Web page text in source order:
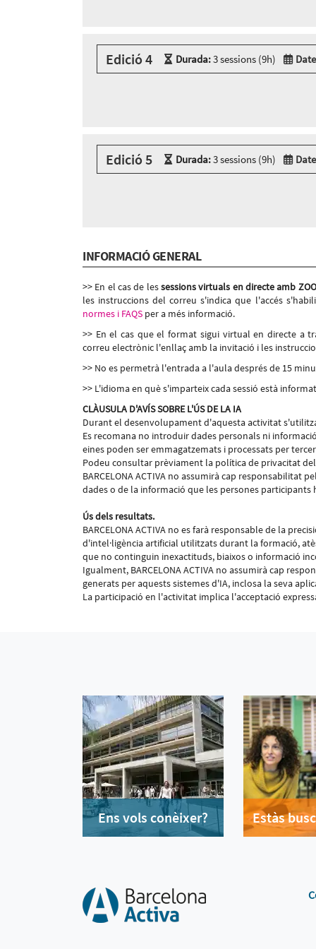
Dimecres 30 de setembre, 16:00h - 19:00h
Dijous 1 d’octubre, 16:00h - 19:00h
Divendres 2 d’octubre, 16:00h - 19:00h
Edició 4 Durada:3 sessions (9h)
Dimarts 20 d’octubre, 09:30h - 12:30h
Dimecres 21 d’octubre, 09:30h - 12:30h
Edició 5 Durada:3 sessions (9h)
Divendres 6 de novembre, 16:00h - 19:00h
INFORMACIÓ GENERAL
>> En el cas de lessessions virtuals en directe amb
les instruccions del correu s'indica que l'accés
normes i FAQS per a més informació.
>> En el cas que el format sigui virtual en directe a
correu electrònic l'enllaç amb la invitació i les
>> No es permetrà l'entrada a l'aula després de 15
>> L'idioma en què s'imparteix cada sessió està
CLÀUSULA D'AVÍS SOBRE L'ÚS DE LA IA
Durant el desenvolupament d'aquesta activitat
Es recomana no introduir dades personals ni
eines poden ser emmagatzemats i processats per
Podeu consultar prèviament la política de privacitat
BARCELONA ACTIVA no assumirà cap responsabilitat
dades o de la informació que les persones participants
Ús dels resultats.
BARCELONA ACTIVA no es farà responsable de la
d'intel·ligència artificial utilitzats durant la formació,
que no continguin inexactituds, biaixos o informació
Igualment, BARCELONA ACTIVA no assumirà cap
generats per aquests sistemes d'IA, inclosa la seva
La participació en l'activitat implica l'acceptació
Ens vols conèixer? Estàs